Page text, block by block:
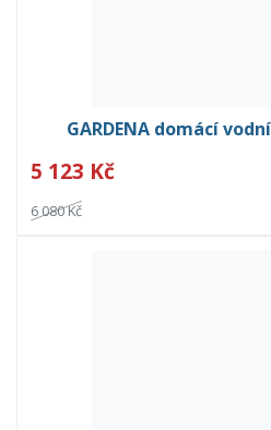
GARDENA domácí
5 123 Kč
6 080 Kč